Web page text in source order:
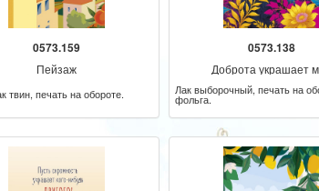
0573.159
Пейзаж
твин, печать на обороте.
0573.138
Доброта украшает
Лак выборочный, печать на
фольга.